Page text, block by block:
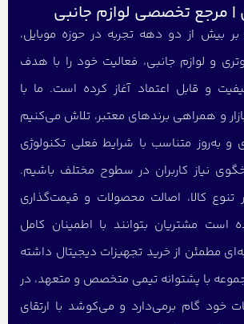
| مرجع تخصصی لوازم جانبی
بر بیش از دو دهه تجربه در حوزه موبایل،
و لوازم جانبی، فعالیت خود را با هدف
و قابل اعتماد آغاز کرده است. ما با
و همراهی برندهای معتبر، تلاش می‌کنیم
و به‌روز متناسب با شرایط فعلی تکنولوژی
نیاز کاربران در سطوح مختلف باشیم.
تنوع کالا، اصالت محصولات و قیمت‌گذاری
است مشتریان بتوانند با اطمینان کامل
مطمئن از خرید تجهیزات دیجیتال داشته
با پشتوانه تیمی متخصص و متعهد، در
خود گام برمی‌دارد و می‌کوشد با ارتقای